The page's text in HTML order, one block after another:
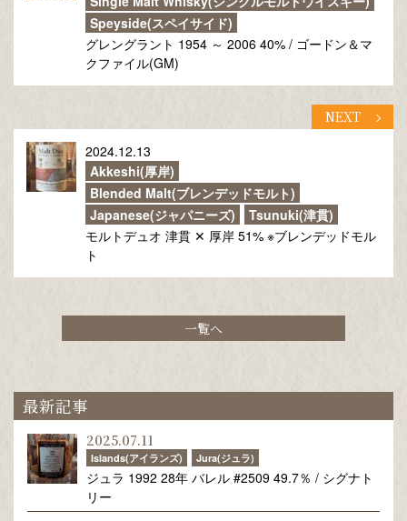
Speyside(スペイサイド)
グレングラント 1954 ～ 2006 40% / ゴードン＆マ
クファイル(GM)
NEXT
2024.12.13
Akkeshi(厚岸)
Blended Malt(ブレンデッドモルト)
Japanese(ジャパニーズ)
Tsunuki(津貫)
モルトデュオ 津貫 ✕ 厚岸 51% ※ブレンデッドモル
ト
一覧へ
最新記事
2025.07.11
Islands(アイランズ) Jura(ジュラ)
ジュラ 1992 28年 バレル #2509 49.7％ / シグナト
リー